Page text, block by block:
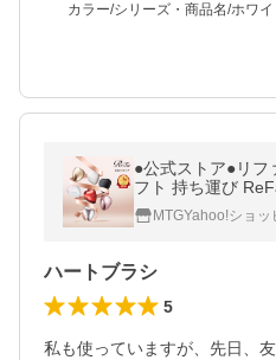
カラー/シリーズ・商品名/ホワ
●公式ストア●リフ
フト 持ち運び
ダメージ 頭皮 絡
MTGYahoo!ショッ
ハートブラシ
5
私も使っていますが、先日、